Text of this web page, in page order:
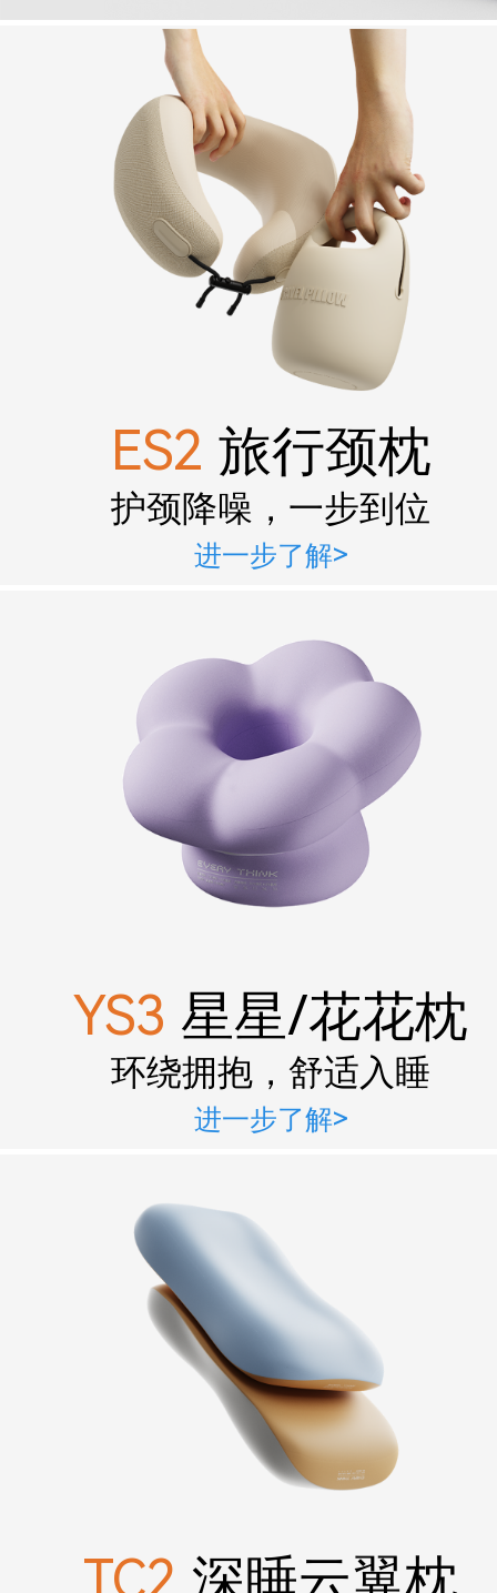
ES2 旅行颈枕
护颈降噪，一步到位
进一步了解>
YS3 星星/花花枕
环绕拥抱，舒适入睡
进一步了解>